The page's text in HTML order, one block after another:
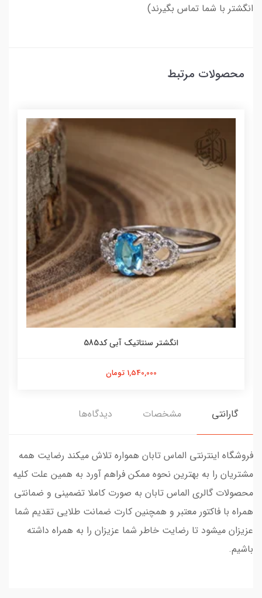
انگشتر با شما تماس بگیرند)
محصولات مرتبط
انگشتر سنتاتیک آبی کد585
1,540,000 تومان
گارانتی مشخصات دیدگاه‌ها
فروشگاه اینترنتی الماس تابان همواره تلاش میکند رضایت همه
مشتریان را به بهترین نحوه ممکن فراهم آورد به همین علت کلیه
محصولات گالری الماس تابان به صورت کاملا تضمینی و ضمانتی
همراه با فاکتور معتبر و همچنین کارت ضمانت طلایی تقدیم شما
عزیزان میشود تا رضایت خاطر شما عزیزان را به همراه داشته
باشیم.